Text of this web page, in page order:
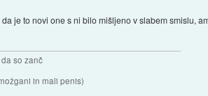
je to novi one s ni bilo mišljeno v slabem smislu,
so zanč
in mali penis)